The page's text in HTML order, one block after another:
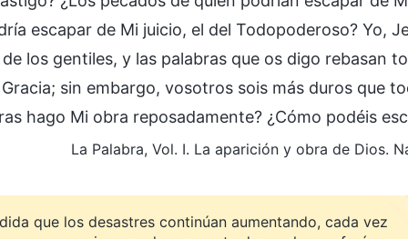
escapar de Mi juicio, el del Todopoderoso? Yo,
los gentiles, y las palabras que os digo rebasan
sin embargo, vosotros sois más duros que
hago Mi obra reposadamente? ¿Cómo podéis
La Palabra, Vol. I. La aparición y obra de Dios.
que los desastres continúan aumentando, cada vez